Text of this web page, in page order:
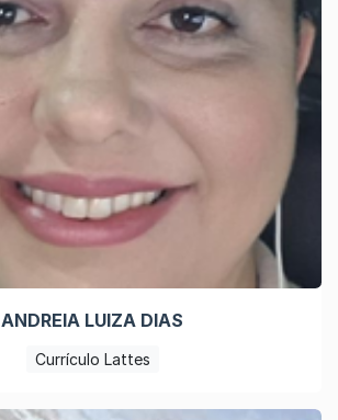
ANDREIA LUIZA DIAS
Currículo Lattes